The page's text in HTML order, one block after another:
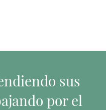
sus
por el